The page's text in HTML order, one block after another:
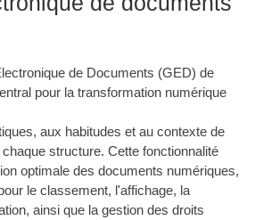
de Documents (GED) de
pour la transformation numérique
aux habitudes et au contexte de
structure. Cette fonctionnalité
optimale des documents numériques,
le classement, l'affichage, la
ainsi que la gestion des droits